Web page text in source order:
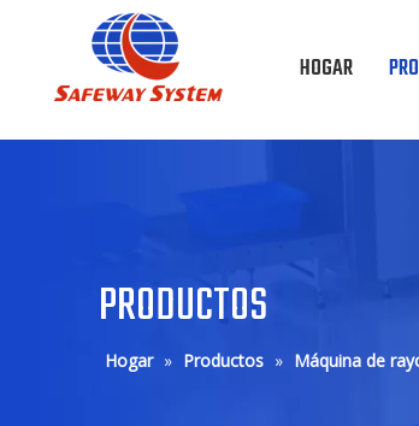
HOGAR
PRODUCTOS
Hogar » Productos » Máquina de